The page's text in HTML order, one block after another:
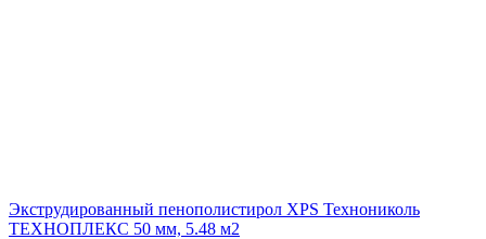
Экструдированный пенополистирол XPS Технониколь
ТЕХНОПЛЕКС 50 мм, 5.48 м2